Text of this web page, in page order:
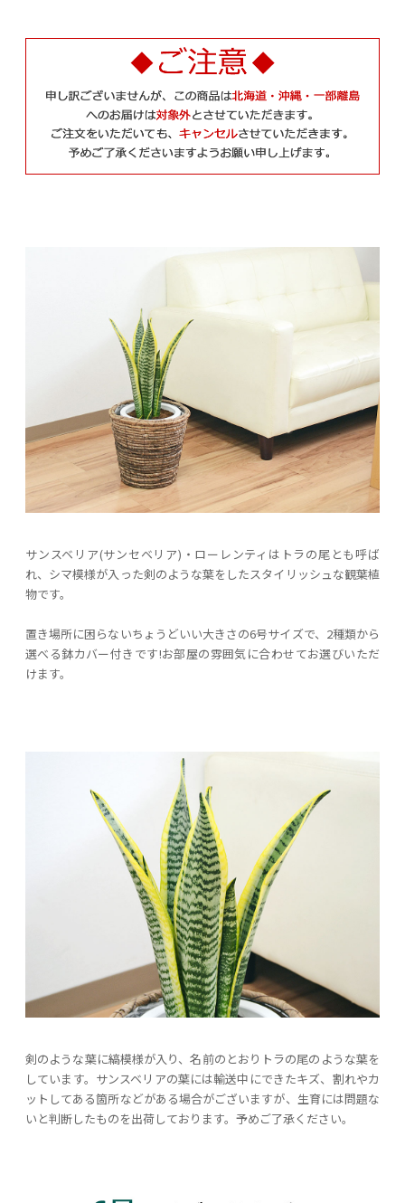
サンスベリア(サンセベリア)・ローレンティはトラの尾とも呼ば
れ、シマ模様が入った剣のような葉をしたスタイリッシュな観葉植
物です。
置き場所に困らないちょうどいい大きさの6号サイズで、2種類から
選べる鉢カバー付きです!お部屋の雰囲気に合わせてお選びいただ
けます。
剣のような葉に縞模様が入り、名前のとおりトラの尾のような葉を
しています。サンスベリアの葉には輸送中にできたキズ、割れやカ
ットしてある箇所などがある場合がございますが、生育には問題な
いと判断したものを出荷しております。予めご了承ください。